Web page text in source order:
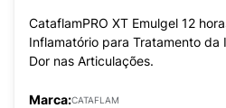
CataflamPRO XT Emulgel 12
Inflamatório para Tratamento da
Dor nas Articulações.
Marca:CATAFLAM